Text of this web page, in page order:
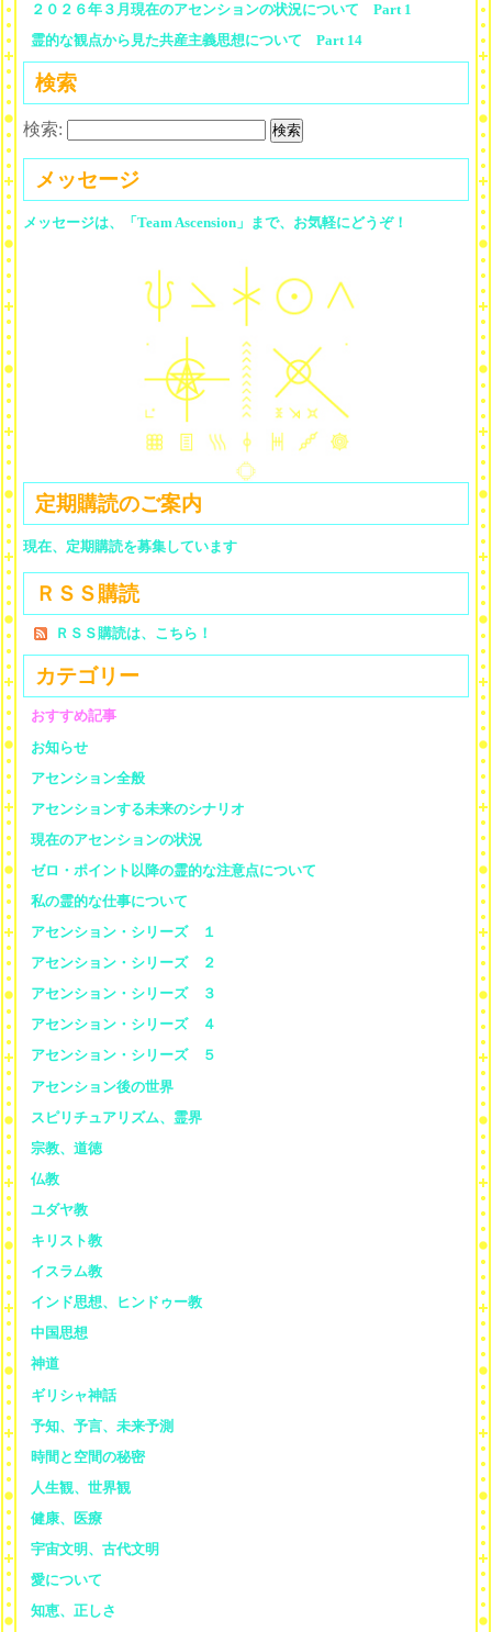
２０２６年３月現在のアセンションの状況について Part 1
霊的な観点から見た共産主義思想について Part 14
検索
検索:
メッセージ
メッセージは、「Team Ascension」まで、お気軽にどうぞ！
定期購読のご案内
現在、定期購読を募集しています
ＲＳＳ購読
ＲＳＳ購読は、こちら！
カテゴリー
おすすめ記事
お知らせ
アセンション全般
アセンションする未来のシナリオ
現在のアセンションの状況
ゼロ・ポイント以降の霊的な注意点について
私の霊的な仕事について
アセンション・シリーズ １
アセンション・シリーズ ２
アセンション・シリーズ ３
アセンション・シリーズ ４
アセンション・シリーズ ５
アセンション後の世界
スピリチュアリズム、霊界
宗教、道徳
仏教
ユダヤ教
キリスト教
イスラム教
インド思想、ヒンドゥー教
中国思想
神道
ギリシャ神話
予知、予言、未来予測
時間と空間の秘密
人生観、世界観
健康、医療
宇宙文明、古代文明
愛について
知恵、正しさ